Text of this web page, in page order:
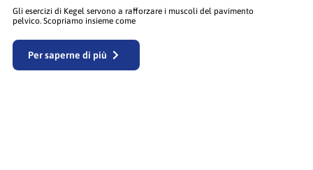
Gli esercizi di Kegel servono a rafforzare i muscoli del pavimento
pelvico. Scopriamo insieme come
Per saperne di più